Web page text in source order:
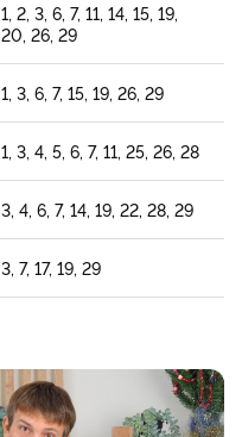
1, 2, 3, 6, 7, 11, 14, 15, 19,
20, 26, 29
1, 3, 6, 7, 15, 19, 26, 29
1, 3, 4, 5, 6, 7, 11, 25, 26, 28
3, 4, 6, 7, 14, 19, 22, 28, 29
3, 7, 17, 19, 29